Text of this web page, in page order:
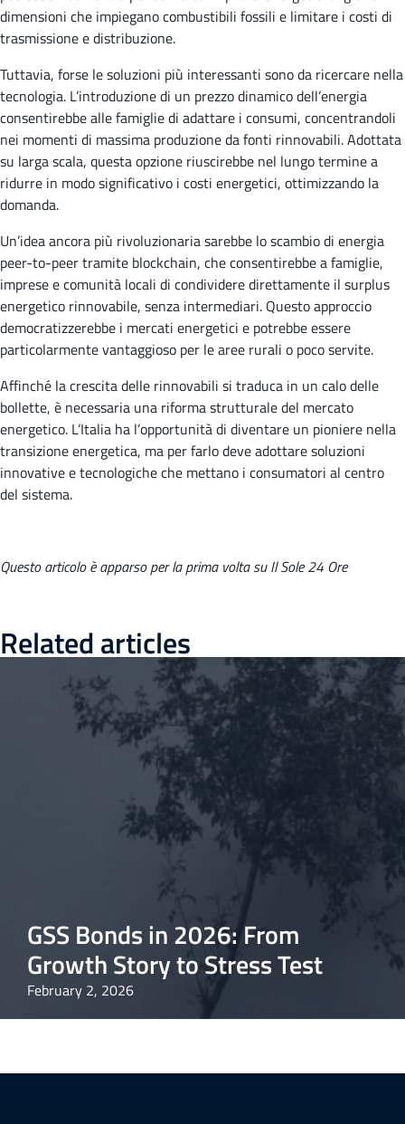
dimensioni che impiegano combustibili fossili e limitare i costi di
trasmissione e distribuzione.
Tuttavia, forse le soluzioni più interessanti sono da ricercare nella
tecnologia. L’introduzione di un prezzo dinamico dell’energia
consentirebbe alle famiglie di adattare i consumi, concentrandoli
nei momenti di massima produzione da fonti rinnovabili. Adottata
su larga scala, questa opzione riuscirebbe nel lungo termine a
ridurre in modo significativo i costi energetici, ottimizzando la
domanda.
Un’idea ancora più rivoluzionaria sarebbe lo scambio di energia
peer-to-peer tramite blockchain, che consentirebbe a famiglie,
imprese e comunità locali di condividere direttamente il surplus
energetico rinnovabile, senza intermediari. Questo approccio
democratizzerebbe i mercati energetici e potrebbe essere
particolarmente vantaggioso per le aree rurali o poco servite.
Affinché la crescita delle rinnovabili si traduca in un calo delle
bollette, è necessaria una riforma strutturale del mercato
energetico. L’Italia ha l’opportunità di diventare un pioniere nella
transizione energetica, ma per farlo deve adottare soluzioni
innovative e tecnologiche che mettano i consumatori al centro
del sistema.
Questo articolo è apparso per la prima volta su Il Sole 24 Ore
Related articles
GSS Bonds in 2026: From
Growth Story to Stress Test
February 2, 2026